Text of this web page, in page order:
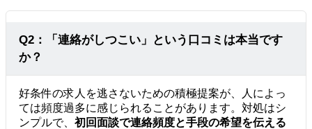
Q2：「連絡がしつこい」という口コミは本当です
か？
好条件の求人を逃さないための積極提案が、人によっ
ては頻度過多に感じられることがあります。対処はシ
ンプルで、 初回面談で連絡頻度と手段の希望を伝える